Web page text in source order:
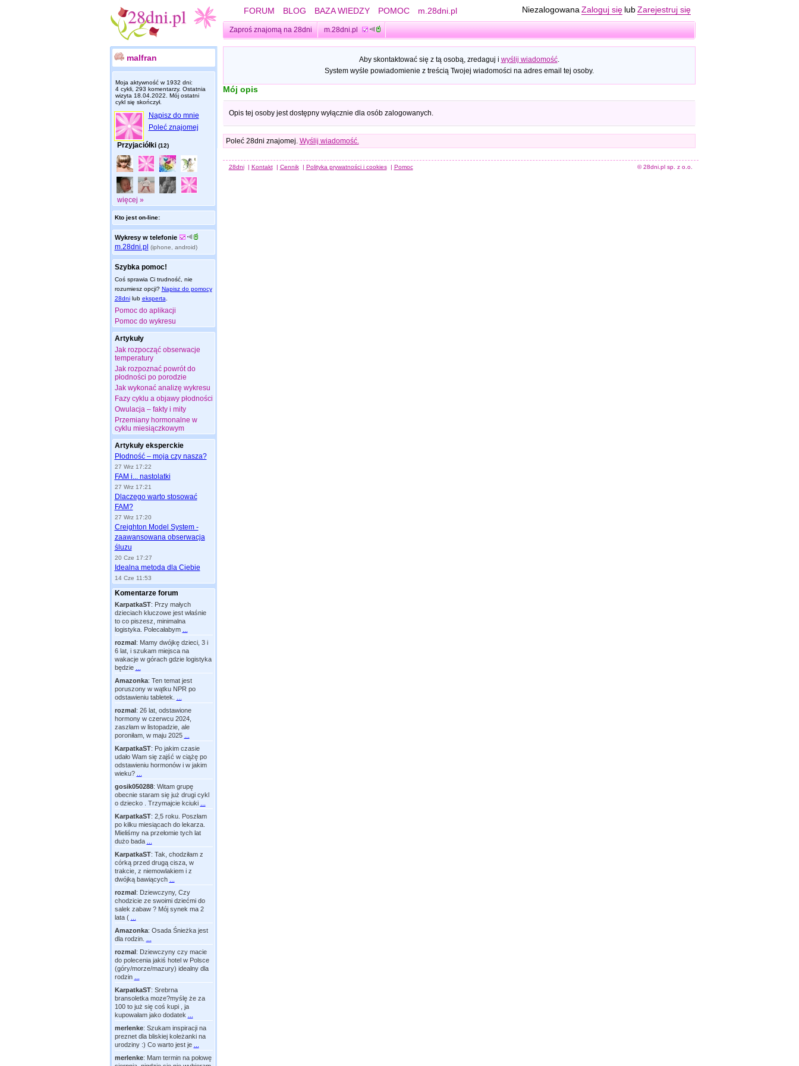
FORUM BLOG BAZA WIEDZY POMOC m.28dni.pl Niezalogowana Zaloguj się lub Zarejestruj się
Zaproś znajomą na 28dni m.28dni.pl
malfran
Moja aktywność w 1932 dni:
4 cykli, 293 komentarzy. Ostatnia
wizyta 18.04.2022 . Mój ostatni
cykl się skończył.
Napisz do mnie
Poleć znajomej
Przyjaciółki (12)
więcej »
Kto jest on-line:
Wykresy w telefonie
m.28dni.pl (iphone, android)
Szybka pomoc!
Coś sprawia Ci trudność, nie
rozumiesz opcji? Napisz do pomocy
28dnilub eksperta
Pomoc do aplikacji
Pomoc do wykresu
Artykuły
Jak rozpocząć obserwacje
temperatury
Jak rozpoznać powrót do
płodności po porodzie
Jak wykonać analizę wykresu
Fazy cyklu a objawy płodności
Owulacja – fakty i mity
Przemiany hormonalne w
cyklu miesiączkowym
Artykuły eksperckie
Płodność – moja czy nasza?
27 Wrz 17:22
FAM i... nastolatki
27 Wrz 17:21
Dlaczego warto stosować
FAM?
27 Wrz 17:20
Creighton Model System -
zaawansowana obserwacja
śluzu
20 Cze 17:27
Idealna metoda dla Ciebie
14 Cze 11:53
Komentarze forum
KarpatkaST: Przy małych
dzieciach kluczowe jest właśnie
to co piszesz, minimalna
logistyka. Polecałabym
rozmal: Mamy dwójkę dzieci, 3 i
6 lat, i szukam miejsca na
wakacje w górach gdzie logistyka
będzie
Amazonka: Ten temat jest
poruszony w wątku NPR po
odstawieniu tabletek.
rozmal: 26 lat, odstawione
hormony w czerwcu 2024,
zaszłam w listopadzie, ale
poroniłam, w maju 2025
KarpatkaST: Po jakim czasie
udało Wam się zajść w ciążę po
odstawieniu hormonów i w jakim
wieku?
gosik050288: Witam grupę
obecnie staram się już drugi cykl
o dziecko . Trzymajcie kciuki
KarpatkaST: 2,5 roku. Poszłam
po kilku miesiącach do lekarza.
Mieliśmy na przełomie tych lat
dużo bada
KarpatkaST: Tak, chodziłam z
córką przed drugą cisza, w
trakcie, z niemowlakiem i z
dwójką bawiących
rozmal: Dziewczyny, Czy
chodzicie ze swoimi dziećmi do
salek zabaw ? Mój synek ma 2
lata (
Amazonka: Osada Śnieżka jest
dla rodzin.
rozmal: Dziewczyny czy macie
do polecenia jakiś hotel w Polsce
(góry/morze/mazury) idealny dla
rodzin
KarpatkaST: Srebrna
bransoletka moze?myślę że za
100 to już się coś kupi , ja
kupowałam jako dodatek
merlenke: Szukam inspiracji na
preznet dla bliskiej koleżanki na
urodziny :) Co warto jest je
merlenke: Mam termin na połowę
Aby skontaktować się z tą osobą, zredaguj i wyślij wiadomość.
System wyśle powiadomienie z treścią Twojej wiadomości na adres email tej osoby.
Mój opis
Opis tej osoby jest dostępny wyłącznie dla osób zalogowanych.
Poleć 28dni znajomej. Wyślij wiadomość.
28dni | Kontakt | Cennik | Polityka prywatności i cookies | Pomoc © 28dni.pl sp. z o.o.